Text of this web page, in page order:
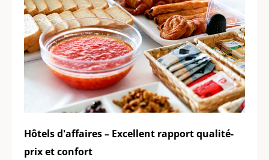
Hôtels d'affaires – Excellent rapport qualité-
prix et confort